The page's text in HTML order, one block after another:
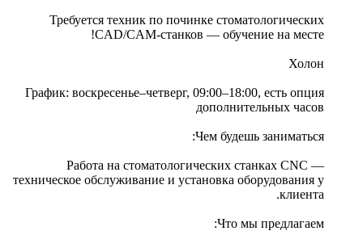
Требуется техник по починке стоматологических
CAD/CAM-станков — обучение на месте!
Холон
График: воскресенье–четверг, 09:00–18:00, есть опция
дополнительных часов
Чем будешь заниматься:
Работа на стоматологических станках CNC —
техническое обслуживание и установка оборудования у
клиента.
Что мы предлагаем: